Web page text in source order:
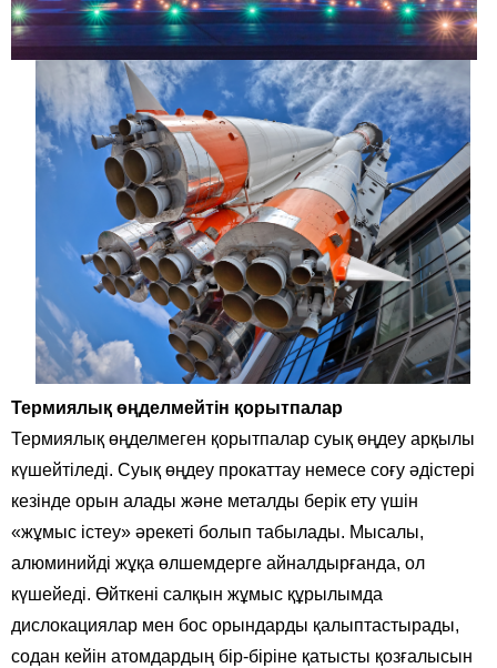
Термиялық өңделмейтін қорытпалар
Термиялық өңделмеген қорытпалар суық өңдеу арқылы
күшейтіледі. Суық өңдеу прокаттау немесе соғу әдістері
кезінде орын алады және металды берік ету үшін
«жұмыс істеу» әрекеті болып табылады. Мысалы,
алюминийді жұқа өлшемдерге айналдырғанда, ол
күшейеді. Өйткені салқын жұмыс құрылымда
дислокациялар мен бос орындарды қалыптастырады,
содан кейін атомдардың бір-біріне қатысты қозғалысын